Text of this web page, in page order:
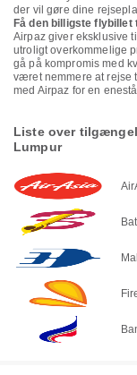
der vil gøre dine
Få den billigste flybillet
Airpaz giver eksklusive
utroligt overkommelige
gå på kompromis med
været nemmere at rejse
med Airpaz for en
Liste over
Lumpur